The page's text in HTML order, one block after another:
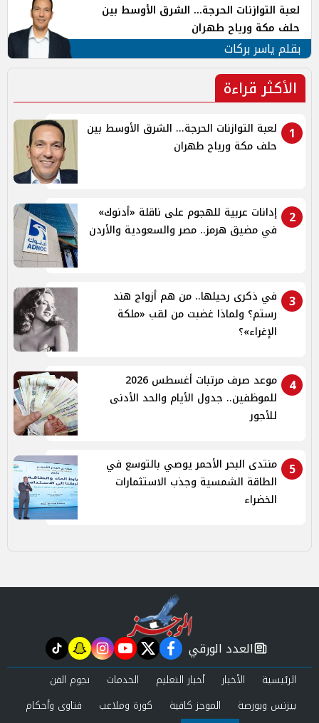
لعبة التوازنات الحرجة... الشرق الأوسط بين
حلف مكة ورياح طهران
بقلم ياسر بركات
الأكثر قراءة
1
لعبة التوازنات الحرجة... الشرق الأوسط بين
حلف مكة ورياح طهران
2
إدانات عربية للهجوم على ناقلة «أدنوك»
في مضيق هرمز.. مصر والسعودية والأردن
3
في ذكرى رحيلها.. من هم أزواج هند
رستم؟ ولماذا غضبت من لقب «ملكة
الإغراء»؟
4
موعد صرف مرتبات أغسطس 2026
للموظفين.. جدول الأيام والحد الأدنى
للأجور
5
منتدى البحر الأحمر يوصي بالتوسع في
الطاقة الشمسية وجذب الاستثمارات
الخضراء
newspaper
العدد الورقي facebook
twitter
youtube
instagram
snapchat
tiktok
الرئيسية الأخبار أخبار التعليم الخدمات
نجوم الفن
بيزنس وبورصة
الموجز كافية كورة وملاعب
فتاوى وأحكام